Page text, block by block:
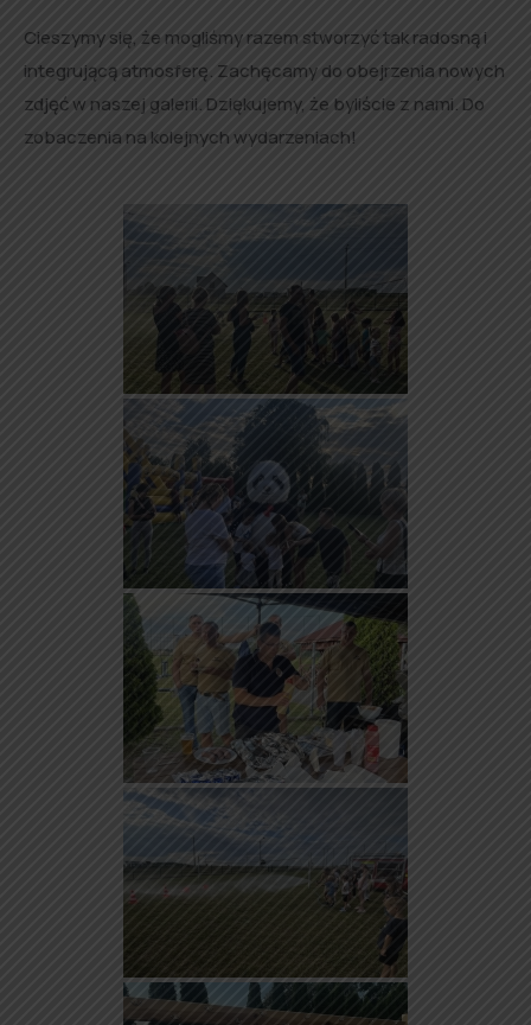
Cieszymy się, że mogliśmy razem stworzyć tak radosną i
integrującą atmosferę. Zachęcamy do obejrzenia nowych
zdjęć w naszej galerii. Dziękujemy, że byliście z nami. Do
zobaczenia na kolejnych wydarzeniach!